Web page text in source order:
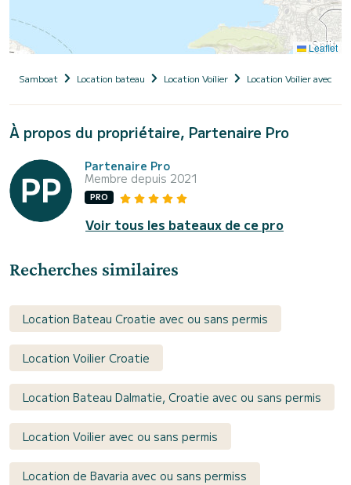
Leaflet
Samboat Location bateau Location Voilier Location Voilier avec
À propos du propriétaire, Partenaire Pro
Partenaire Pro
Membre depuis 2021
PRO
Voir tous les bateaux de ce pro
Recherches similaires
Location Bateau Croatie avec ou sans permis
Location Voilier Croatie
Location Bateau Dalmatie, Croatie avec ou sans permis
Location Voilier avec ou sans permis
Location de Bavaria avec ou sans permiss